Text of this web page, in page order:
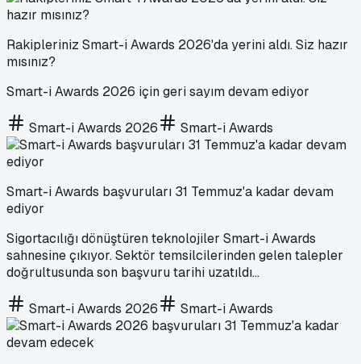
Rakipleriniz Smart-i Awards 2026'da yerini aldı. Siz hazır
mısınız?
Smart-i Awards 2026 için geri sayım devam ediyor
Smart-i Awards 2026 Smart-i Awards
Smart-i Awards başvuruları 31 Temmuz'a kadar devam
ediyor
Sigortacılığı dönüştüren teknolojiler Smart-i Awards
sahnesine çıkıyor. Sektör temsilcilerinden gelen talepler
doğrultusunda son başvuru tarihi uzatıldı...
Smart-i Awards 2026 Smart-i Awards